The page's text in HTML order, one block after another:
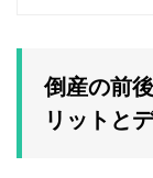
倒産の前
リットと